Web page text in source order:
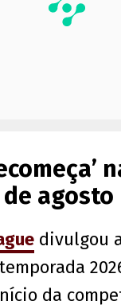
agosto
divulgou
da